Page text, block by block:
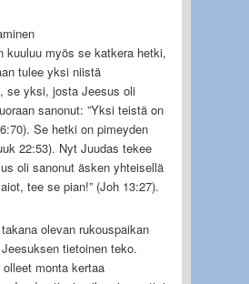
kuuluu myös se katkera hetki,
tulee yksi niistä
se yksi, josta Jeesus oli
sanonut: ”Yksi teistä on
Se hetki on pimeyden
22:53). Nyt Juudas tekee
oli sanonut äsken yhteisellä
tee se pian!” (Joh 13:27).
olevan rukouspaikan
tietoinen teko.
monta kertaa